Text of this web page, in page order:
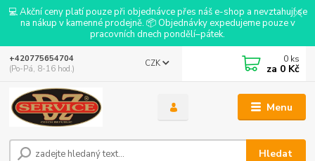
💻 Akční ceny platí pouze při objednávce přes náš e-shop a nevztahují se
na nákup v kamenné prodejně. 📦 Objednávky expedujeme pouze v
pracovních dnech pondělí–pátek.
Menu
CZK
Hledat
+420775654704
(Po-Pá, 8-16 hod.)
0 ks
za 0 Kč